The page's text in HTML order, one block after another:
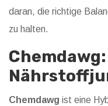
daran, die richtige
zu halten.
Chemdawg ist eine